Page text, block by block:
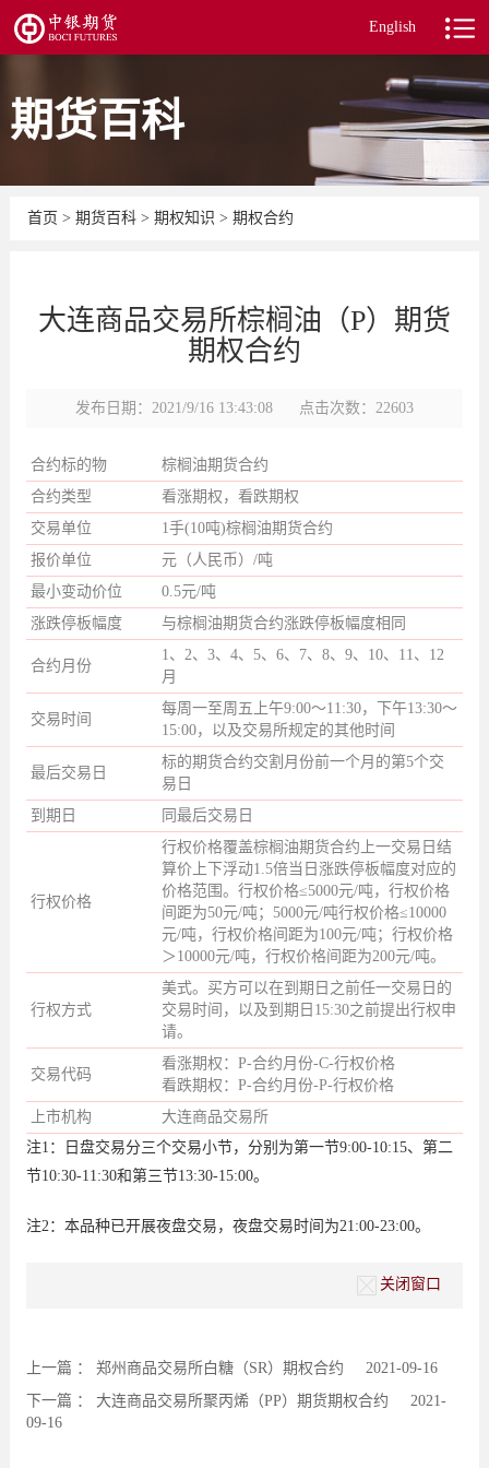
English
期货百科
首页 > 期货百科 > 期权知识 > 期权合约
大连商品交易所棕榈油（P）期货
期权合约
发布日期：2021/9/16 13:43:08 点击次数：22603
合约标的物
棕榈油期货合约
合约类型
看涨期权，看跌期权
交易单位
1手(10吨)棕榈油期货合约
报价单位
元（人民币）/吨
最小变动价位
0.5元/吨
涨跌停板幅度
与棕榈油期货合约涨跌停板幅度相同
合约月份
1、2、3、4、5、6、7、8、9、10、11、12
月
交易时间
每周一至周五上午9:00～11:30，下午13:30～
15:00，以及交易所规定的其他时间
最后交易日
标的期货合约交割月份前一个月的第5个交
易日
到期日
同最后交易日
行权价格
行权价格覆盖棕榈油期货合约上一交易日结
算价上下浮动1.5倍当日涨跌停板幅度对应的
价格范围。行权价格≤5000元/吨，行权价格
间距为50元/吨；5000元/吨行权价格≤10000
元/吨，行权价格间距为100元/吨；行权价格
＞10000元/吨，行权价格间距为200元/吨。
行权方式
美式。买方可以在到期日之前任一交易日的
交易时间，以及到期日15:30之前提出行权申
请。
交易代码
看涨期权：P-合约月份-C-行权价格
看跌期权：P-合约月份-P-行权价格
上市机构
大连商品交易所
注1：日盘交易分三个交易小节，分别为第一节9:00-10:15、第二
节10:30-11:30和第三节13:30-15:00。
注2：本品种已开展夜盘交易，夜盘交易时间为21:00-23:00。
关闭窗口
上一篇 ： 郑州商品交易所白糖（SR）期权合约
2021-09-16
下一篇 ： 大连商品交易所聚丙烯（PP）期货期权合约
2021-
09-16